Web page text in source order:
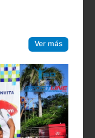
Ver más